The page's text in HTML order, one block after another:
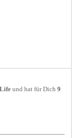
und hat für Dich9